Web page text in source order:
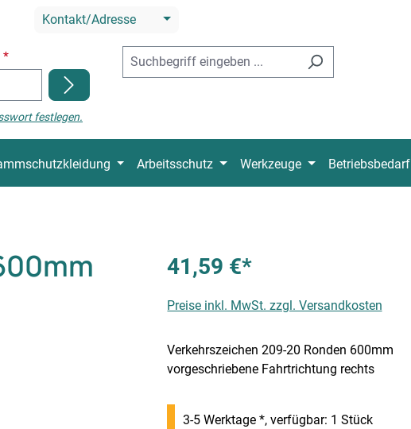
Kontakt/Adresse
*
festlegen.
Arbeitsschutz Werkzeuge Betriebsbedarf
41,59 €*
Preise inkl. MwSt. zzgl. Versandkosten
Verkehrszeichen 209-20 Ronden 600mm
vorgeschriebene Fahrtrichtung rechts
3-5 Werktage *, verfügbar: 1 Stück